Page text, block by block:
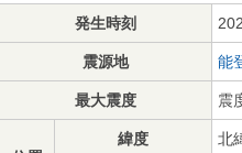
発生時刻
震源地 能
最大震度 震
緯度 北